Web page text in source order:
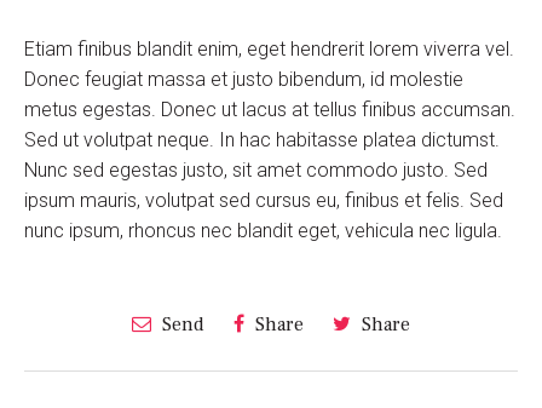
Etiam finibus blandit enim, eget hendrerit lorem viverra vel.
Donec feugiat massa et justo bibendum, id molestie
metus egestas. Donec ut lacus at tellus finibus accumsan.
Sed ut volutpat neque. In hac habitasse platea dictumst.
Nunc sed egestas justo, sit amet commodo justo. Sed
ipsum mauris, volutpat sed cursus eu, finibus et felis. Sed
nunc ipsum, rhoncus nec blandit eget, vehicula nec ligula.
Send Share Share